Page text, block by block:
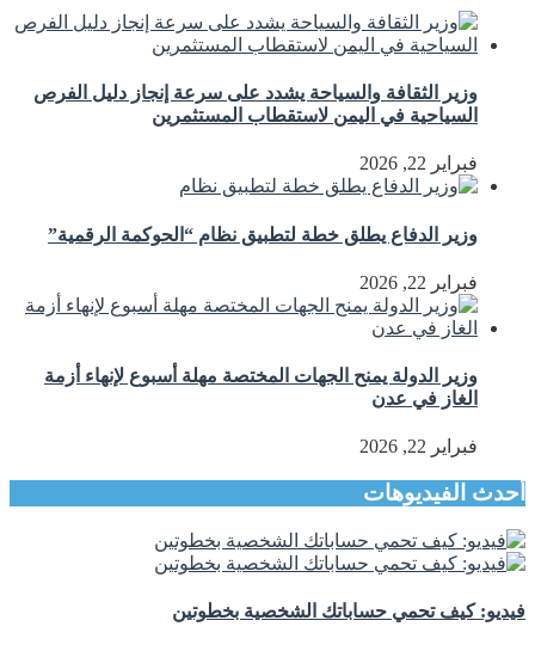
وزير الثقافة والسياحة يشدد على سرعة إنجاز دليل الفرص
السياحية في اليمن لاستقطاب المستثمرين
فبراير 22, 2026
وزير الدفاع يطلق خطة لتطبيق نظام “الحوكمة الرقمية”
فبراير 22, 2026
وزير الدولة يمنح الجهات المختصة مهلة أسبوع لإنهاء أزمة
الغاز في عدن
فبراير 22, 2026
أحدث الفيديوهات
فيديو: كيف تحمي حساباتك الشخصية بخطوتين